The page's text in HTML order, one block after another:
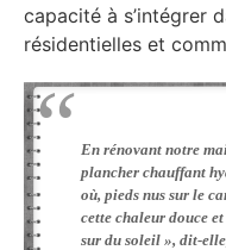
capacité à s’intégrer
résidentielles et
En rénovant notre
plancher chauffant
où, pieds nus sur le
cette chaleur douce
sur du soleil », dit-